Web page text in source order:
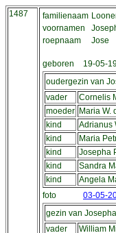
1487 familienaam
voornamen
roepnaam
Jose
geboren 19-05-
oudergezin van
vader Cornelis
moeder Maria W.
kind
Adrianus
kind
Maria
kind
Josepha
kind
Sandra
kind
Angela
foto
03-05-
gezin van
vader William